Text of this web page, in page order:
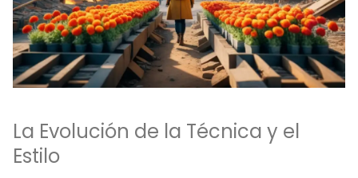
La Evolución de la Técnica y el
Estilo